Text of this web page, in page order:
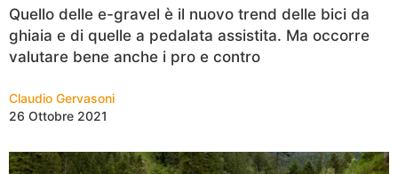
Quello delle e-gravel è il nuovo trend delle bici da
ghiaia e di quelle a pedalata assistita. Ma occorre
valutare bene anche i pro e contro
Claudio Gervasoni
26 Ottobre 2021